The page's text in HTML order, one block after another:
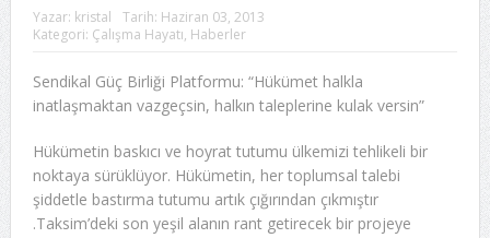
Yazar: kristal Tarih: Haziran 03, 2013
Kategori: Çalışma Hayatı, Haberler
Sendikal Güç Birliği Platformu: “Hükümet halkla
inatlaşmaktan vazgeçsin, halkın taleplerine kulak versin”
Hükümetin baskıcı ve hoyrat tutumu ülkemizi tehlikeli bir
noktaya sürüklüyor. Hükümetin, her toplumsal talebi
şiddetle bastırma tutumu artık çığırından çıkmıştır
.Taksim’deki son yeşil alanın rant getirecek bir projeye